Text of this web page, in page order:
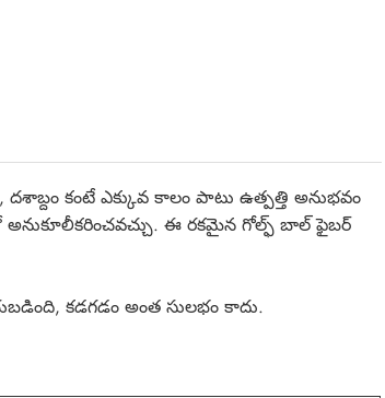
కంటే ఎక్కువ కాలం పాటు ఉత్పత్తి అనుభవం
ఈ రకమైన గోల్ఫ్ బాల్ ఫైబర్
కడగడం అంత సులభం కాదు.